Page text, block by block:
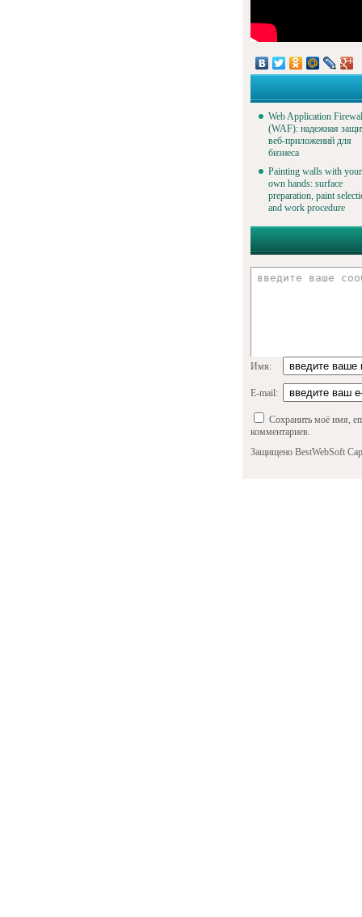
Web Application
(WAF): надежная
веб-приложений для
бизнеса
Painting walls with your
own hands: surface
preparation, paint
and work procedure
Имя:
E-mail:
Сохранить моё имя,
комментариев.
Защищено BestWebSoft